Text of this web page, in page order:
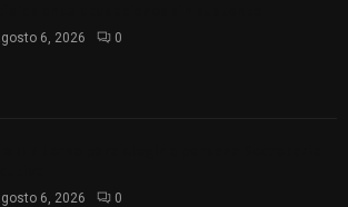
6, 2026 0
6, 2026 0